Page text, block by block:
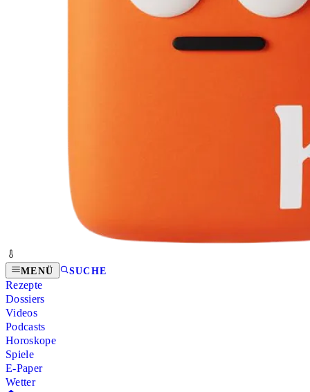
MENÜ SUCHE
Rezepte
Dossiers
Videos
Podcasts
Horoskope
Spiele
E-Paper
Wetter